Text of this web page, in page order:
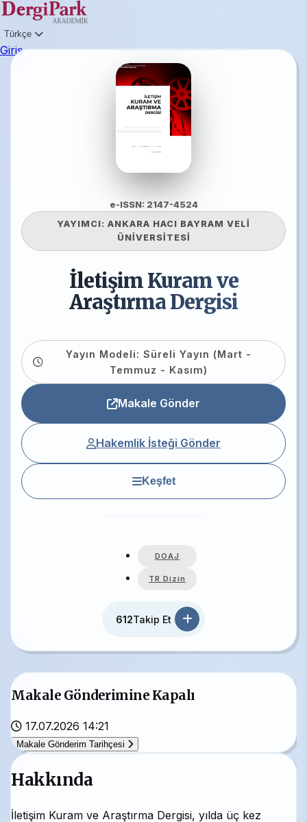
Türkçe
Giriş
e-ISSN: 2147-4524
YAYIMCI: ANKARA HACI BAYRAM VELİ
ÜNİVERSİTESİ
İletişim Kuram ve
Araştırma Dergisi
Yayın Modeli: Süreli Yayın (Mart -
Temmuz - Kasım)
Makale Gönder
Hakemlik İsteği Gönder
Keşfet
DOAJ
TR Dizin
612Takip Et
Makale Gönderimine Kapalı
17.07.2026 14:21
Makale Gönderim Tarihçesi
Hakkında
İletişim Kuram ve Araştırma Dergisi, yılda üç kez